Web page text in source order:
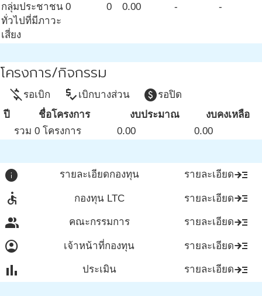
กลุ่มประชาชน
ทั่วไปที่มีภาวะ
เสี่ยง
0 0 0.00 - -
โครงการ/กิจกรรม
money_off รอเบิก price_check เบิกบางส่วน paidรอปิด
ปี
ชื่อโครงการ งบประมาณ
งบคงเหลือ
รวม 0 โครงการ
0.00 0.00
info รายละเอียดกองทุน รายละเอียดread_more
accessible
กองทุน LTC รายละเอียดread_more
group
คณะกรรมการ รายละเอียดread_more
account_circle
เจ้าหน้าที่กองทุน รายละเอียดread_more
bar_chart
ประเมิน รายละเอียดread_more